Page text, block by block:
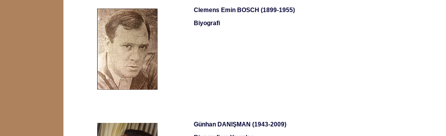
Clemens Emin BOSCH (1899-1955)
Biyografi
Günhan DANIŞMAN (1943-2009)